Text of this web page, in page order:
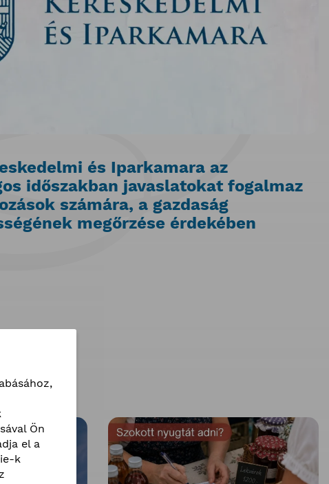
és Iparkamara az
időszakban javaslatokat fogalmaz
számára, a gazdaság
megőrzése érdekében
Ön
el a
k